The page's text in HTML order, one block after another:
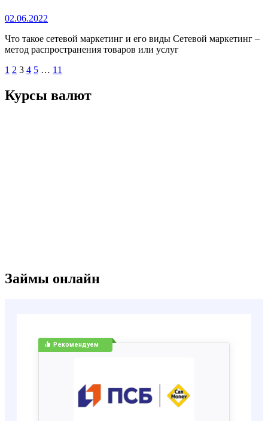
02.06.2022
Что такое сетевой маркетинг и его виды Сетевой маркетинг –
метод распространения товаров или услуг
1 2 3 4 5 … 11
Курсы валют
Займы онлайн